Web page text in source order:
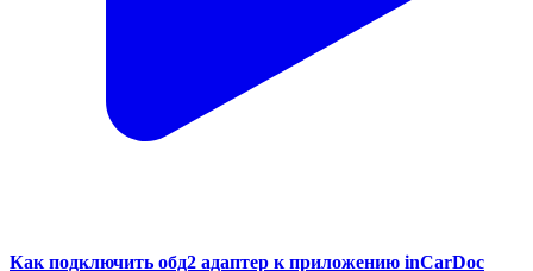
Как подключить обд2 адаптер к приложению inCarDoc